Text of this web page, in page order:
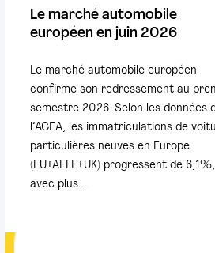
Le marché automobile
européen en juin 2026
Le marché automobile européen
confirme son redressement au
semestre 2026. Selon les données
l’ACEA, les immatriculations de
particulières neuves en Europe
(EU+AELE+UK) progressent de 6,1%,
avec plus …